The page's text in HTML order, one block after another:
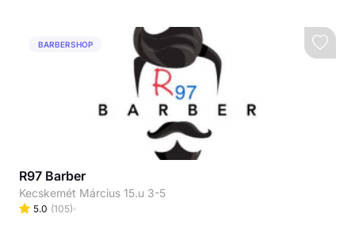
BARBERSHOP
R97 Barber
Kecskemét Március 15.u 3-5
5.0 (105)